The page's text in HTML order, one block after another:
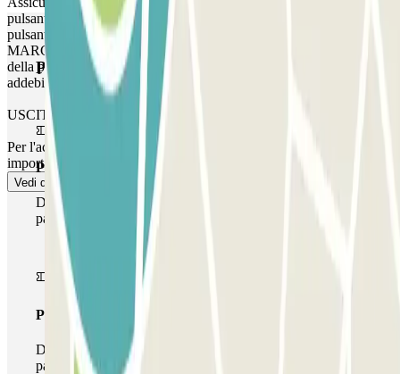
pulsante. ALLA PARTENZA: Una volta entrati, riceverete il
pulsante per aprire l'uscita. La procedura è la stessa dell'ingresso.
MARCIA: è possibile accedere al parcheggio fino a un'ora prima
della prenotazione, ma questo tempo supplementare verrà
addebitato.
USCITA PEDONALE
Per l'accesso pedonale, consultare la sezione ""Informazioni
importanti""."
Vedi di più
Prodotti di Parclick
Pass unico
Durante il tuo soggiorno potrai entrare e uscire dal
parcheggio una sola volta
Pass multiparking
Durante il tuo soggiorno potrai usufruire dell'intera rete di
parcheggi disponibili su Parclick.